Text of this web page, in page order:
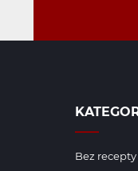
Bez recepty